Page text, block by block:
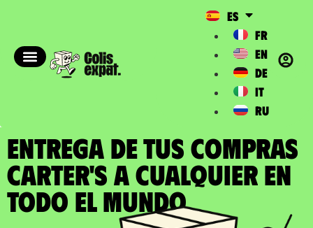
ES
FR
EN
DE
IT
RU
ENTREGA DE TUS COMPRAS
CARTER'S a cualquier en
todo el Mundo